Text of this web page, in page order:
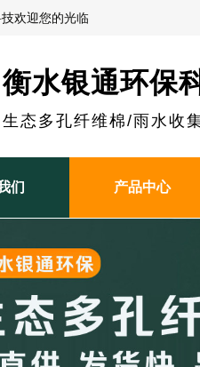
欢迎您的光临
衡水银通环保
生态多孔纤维棉/雨水收
们 产品中心